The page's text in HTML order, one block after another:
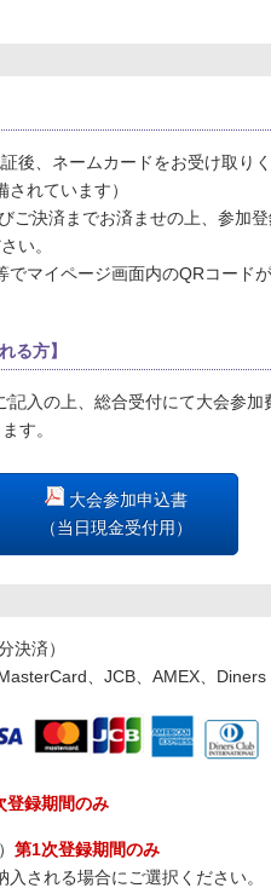
後、ネームカードをお受け取りく
れています）
ご決済までお済ませの上、参加
い。
でマイページ画面内のQRコード
る方】
入の上、総合受付にて大会参加
す。
大会参加申込書
（当日現金受付用）
決済）
、JCB、AMEX、Diners
登録期間のみ
第1次登録期間のみ
される場合にご選択ください。